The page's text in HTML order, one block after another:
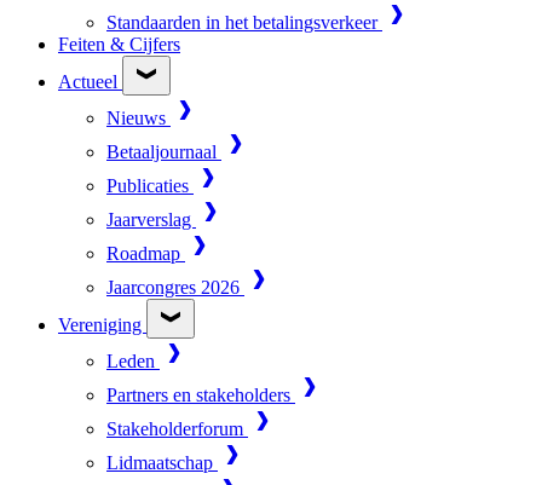
Standaarden in het betalingsverkeer
Feiten & Cijfers
Actueel
Nieuws
Betaaljournaal
Publicaties
Jaarverslag
Roadmap
Jaarcongres 2026
Vereniging
Leden
Partners en stakeholders
Stakeholderforum
Lidmaatschap